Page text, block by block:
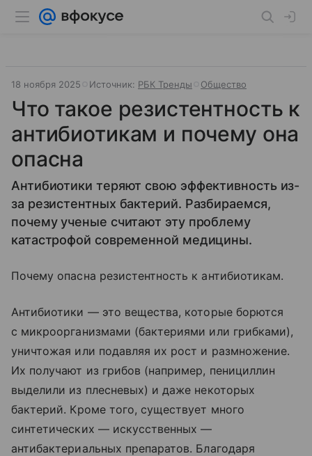
18 ноября 2025 Источник: РБК Тренды Общество
Что такое резистентность к
антибиотикам и почему она
опасна
Антибиотики теряют свою эффективность из-
за резистентных бактерий. Разбираемся,
почему ученые считают эту проблему
катастрофой современной медицины.
Почему опасна резистентность к антибиотикам.
Антибиотики — это вещества, которые борются
с микроорганизмами (бактериями или грибками),
уничтожая или подавляя их рост и размножение.
Их получают из грибов (например, пенициллин
выделили из плесневых) и даже некоторых
бактерий. Кроме того, существует много
синтетических — искусственных —
антибактериальных препаратов. Благодаря